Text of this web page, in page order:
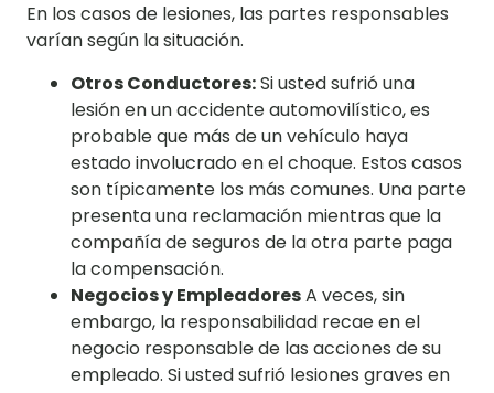
En los casos de lesiones, las partes responsables
varían según la situación.
Otros Conductores:Si usted sufrió una
lesión en un accidente automovilístico, es
probable que más de un vehículo haya
estado involucrado en el choque. Estos casos
son típicamente los más comunes. Una parte
presenta una reclamación mientras que la
compañía de seguros de la otra parte paga
la compensación.
Negocios y EmpleadoresA veces, sin
embargo, la responsabilidad recae en el
negocio responsable de las acciones de su
empleado. Si usted sufrió lesiones graves en